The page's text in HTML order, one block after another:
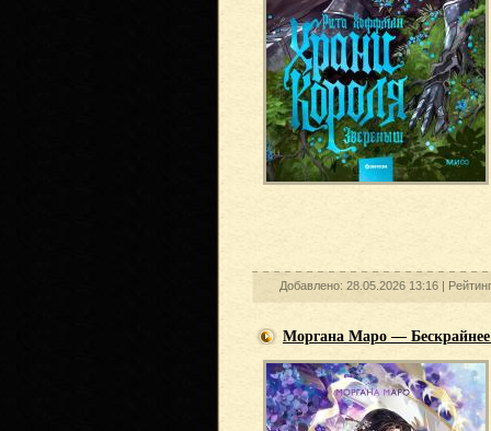
Добавлено: 28.05.2026 13:16 |
Моргана Маро —